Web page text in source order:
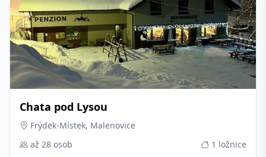
Chata pod Lysou
Frýdek-Místek, Malenovice
až 28 osob
1 ložnice